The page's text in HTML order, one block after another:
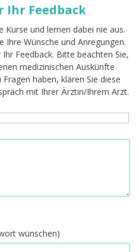
Ihr Feedback
und lernen dabei nie aus.
Ihre Wünsche und Anregungen.
Feedback. Bitte beachten Sie,
medizinischen Auskünfte
haben, klären Sie diese
mit Ihrer Ärztin/Ihrem Arzt.
wünschen)